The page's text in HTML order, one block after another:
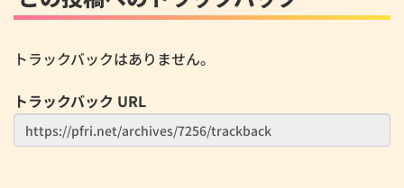
トラックバックはありません。
トラックバック URL